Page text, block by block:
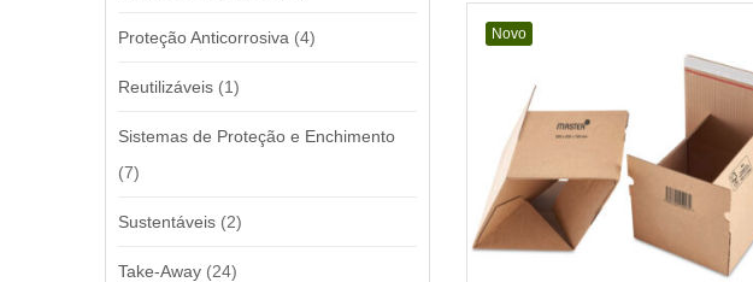
Proteção Anticorrosiva (4)
Reutilizáveis (1)
Sistemas de Proteção e Enchimento
(7)
Sustentáveis (2)
Take-Away (24)
Novo